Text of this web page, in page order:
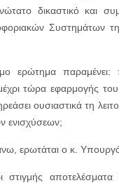
δικαστικό και
Συστημάτων
ερώτημα παραμένει:
τώρα εφαρμογής
ουσιαστικά τη
ενισχύσεων;
ερωτάται ο κ.
στιγμής